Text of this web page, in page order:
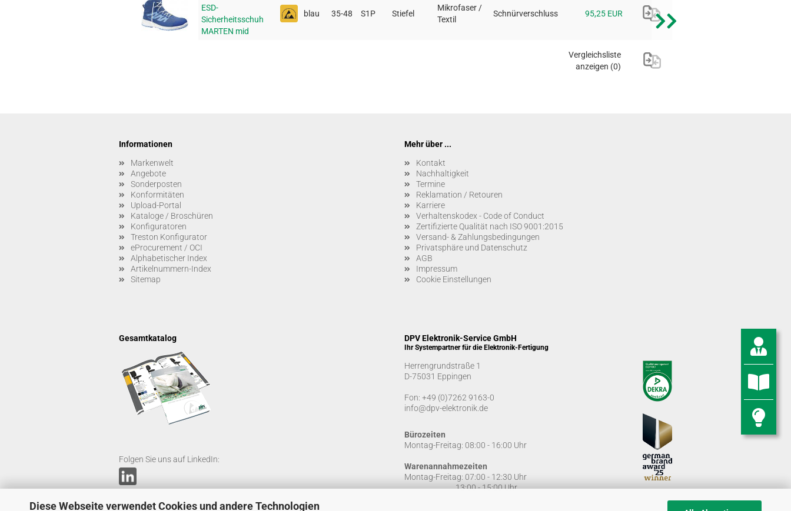
Diese Webseite verwendet Cookies und andere Technologien
ESD-
Sicherheitsschuh
MARTEN mid
blau 35-48 S1P Stiefel
Mikrofaser /
Textil
Schnürverschluss 95,25 EUR
Vergleichsliste
anzeigen (0)
Informationen
Markenwelt
Angebote
Sonderposten
Konformitäten
Upload-Portal
Kataloge / Broschüren
Konfiguratoren
Treston Konfigurator
eProcurement / OCI
Alphabetischer Index
Artikelnummern-Index
Sitemap
Mehr über ...
Kontakt
Nachhaltigkeit
Termine
Reklamation / Retouren
Karriere
Verhaltenskodex - Code of Conduct
Zertifizierte Qualität nach ISO 9001:2015
Versand- & Zahlungsbedingungen
Privatsphäre und Datenschutz
AGB
Impressum
Cookie Einstellungen
Gesamtkatalog
Folgen Sie uns auf LinkedIn:
DPV Elektronik-Service GmbH
Ihr Systempartner für die Elektronik-Fertigung
Herrengrundstraße 1
D-75031 Eppingen
Fon: +49 (0)7262 9163-0
info@dpv-elektronik.de
Bürozeiten
Montag-Freitag: 08:00 - 16:00 Uhr
Warenannahmezeiten
Montag-Freitag: 07:00 - 12:30 Uhr
13:00 - 15:00 Uhr